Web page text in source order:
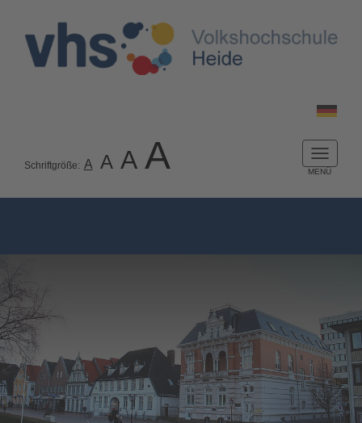
Schriftgröße: A A A A